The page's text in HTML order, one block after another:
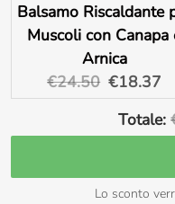
Balsamo Riscaldante
Muscoli con Canapa
Arnica
Original
price:
€24.50 Current
price:
€18.37
Totale:
Lo sconto